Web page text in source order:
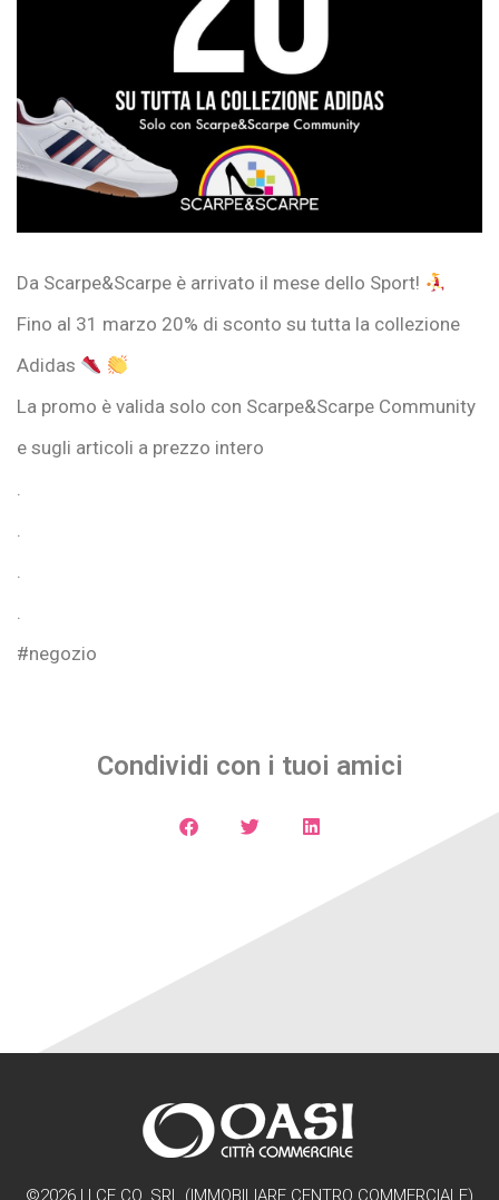
Da Scarpe&Scarpe è arrivato il mese dello Sport!
Fino al 31 marzo 20% di sconto su tutta la collezione
Adidas
La promo è valida solo con Scarpe&Scarpe Community
e sugli articoli a prezzo intero
.
.
.
.
#negozio
Condividi con i tuoi amici
©2026 | I.CE.CO. SRL (IMMOBILIARE CENTRO COMMERCIALE)